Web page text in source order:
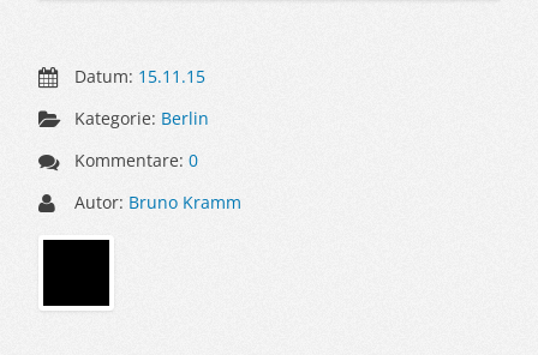
Datum: 15.11.15
Kategorie: Berlin
Kommentare:0
Autor: Bruno Kramm